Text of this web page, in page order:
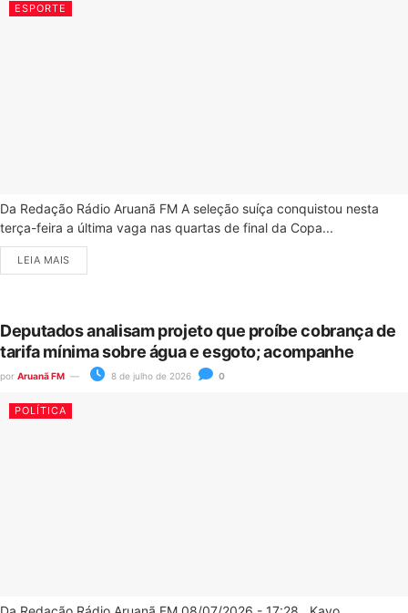
ESPORTE
Da Redação Rádio Aruanã FM A seleção suíça conquistou nesta
terça-feira a última vaga nas quartas de final da Copa...
LEIA MAIS
Deputados analisam projeto que proíbe cobrança de
tarifa mínima sobre água e esgoto; acompanhe
por Aruanã FM 8 de julho de 2026 0
POLÍTICA